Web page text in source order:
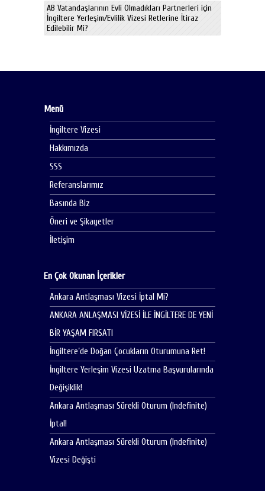
AB Vatandaşlarının Evli Olmadıkları Partnerleri için
İngiltere Yerleşim/Evlilik Vizesi Retlerine İtiraz
Edilebilir Mi?
Menü
İngiltere Vizesi
Hakkımızda
SSS
Referanslarımız
Basında Biz
Öneri ve Şikayetler
İletişim
En Çok Okunan İçerikler
Ankara Antlaşması Vizesi İptal Mi?
ANKARA ANLAŞMASI VİZESİ İLE İNGİLTERE DE YENİ
BİR YAŞAM FIRSATI
İngiltere’de Doğan Çocukların Oturumuna Ret!
İngiltere Yerleşim Vizesi Uzatma Başvurularında
Değişiklik!
Ankara Antlaşması Sürekli Oturum (Indefinite)
İptal!
Ankara Antlaşması Sürekli Oturum (Indefinite)
Vizesi Değişti